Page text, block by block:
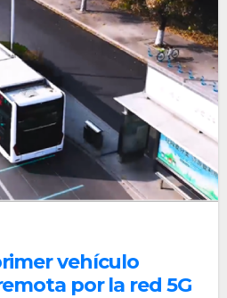
vehículo
por la red 5G